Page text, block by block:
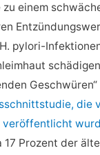
zu einem
pylori-
die
veröffentlicht
17 Prozent der